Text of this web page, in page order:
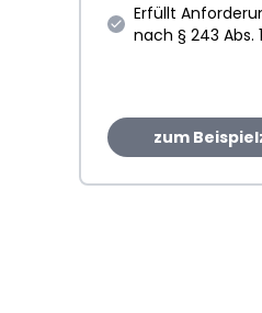
Erfüllt
nach § 243 Abs.
zum